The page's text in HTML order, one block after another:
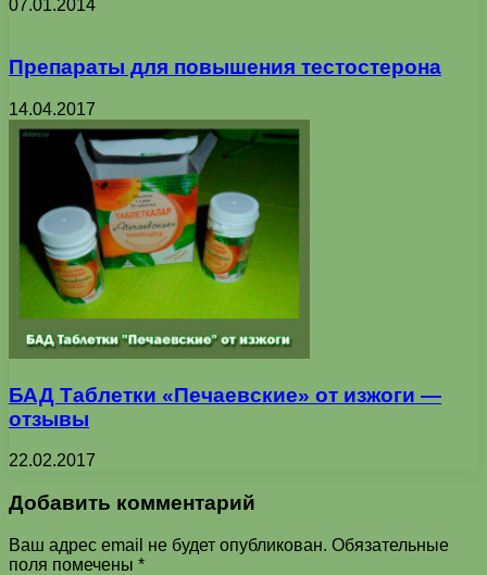
07.01.2014
Препараты для повышения тестостерона
14.04.2017
БАД Таблетки «Печаевские» от изжоги —
отзывы
22.02.2017
Добавить комментарий
Ваш адрес email не будет опубликован. Обязательные
поля помечены *